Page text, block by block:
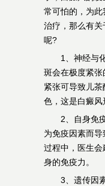
常可怕的，为
治疗，那么有
呢?
1、神经与化
斑会在极度紧
紧张可导致儿
色，这是白癜风
2、自身免疫
为免疫因素而
过程中，医生
身的免疫力。
3、遗传因素